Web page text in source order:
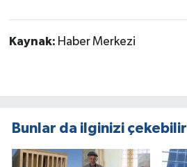
Kaynak: Haber Merkezi
Bunlar da ilginizi çekebilir